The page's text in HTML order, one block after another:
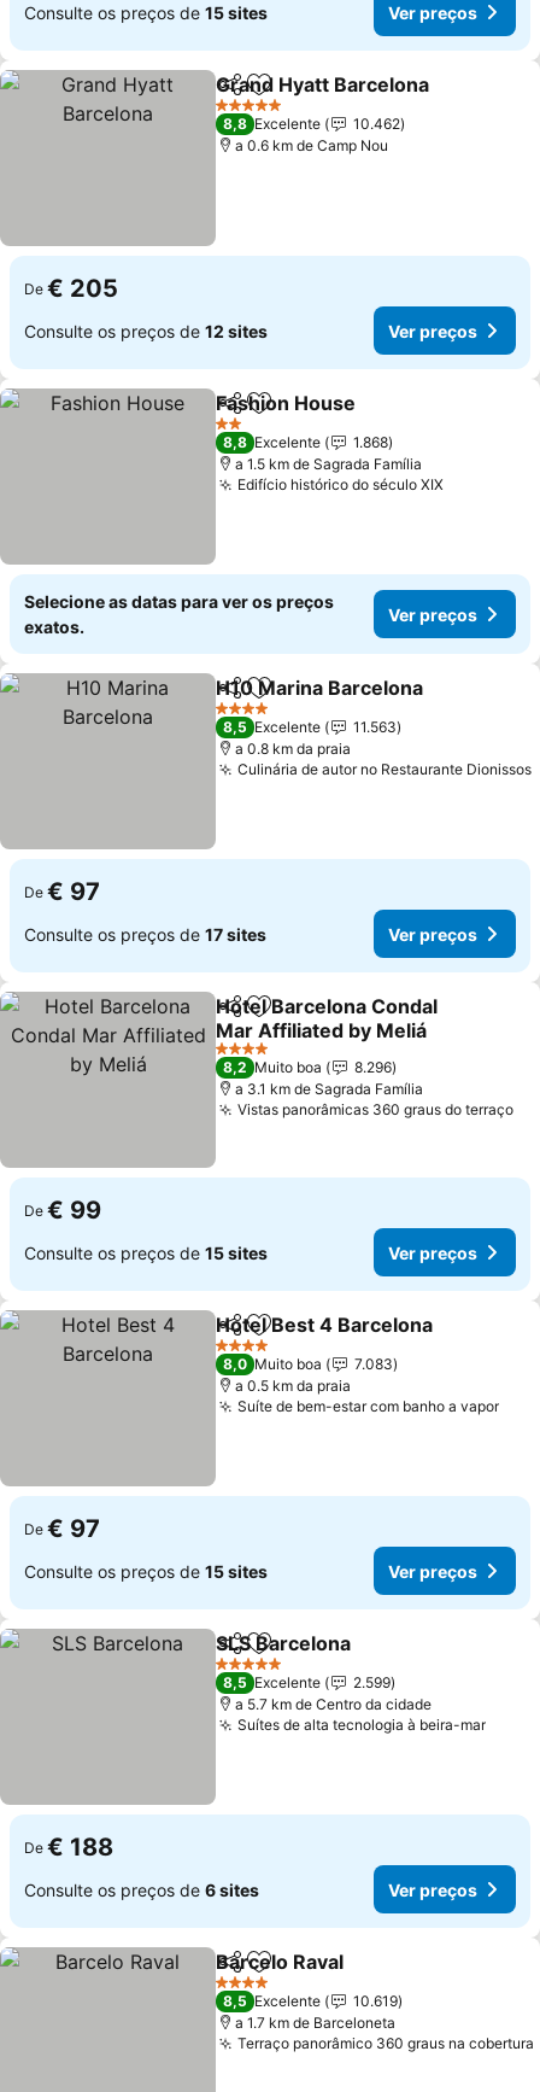
Consulte os preços de 15 sites Ver preços
PartilharAdicionar aos favoritos
Grand Hyatt Barcelona
5 Estrelas
8,8 Excelente
10.462
a 0.6 km de Camp Nou
De € 205
Consulte os preços de 12 sites Ver preços
PartilharAdicionar aos favoritos
Fashion House
2 Estrelas
8,8 Excelente
1.868
a 1.5 km de Sagrada Família
Edifício histórico do século XIX
Selecione as datas para ver os preços
exatos.
Ver preços
PartilharAdicionar aos favoritos
H10 Marina Barcelona
4 Estrelas
8,5 Excelente
11.563
a 0.8 km da praia
Culinária de autor no Restaurante Dionissos
De € 97
Consulte os preços de 17 sites Ver preços
PartilharAdicionar aos favoritos
Hotel Barcelona Condal
Mar Affiliated by Meliá
4 Estrelas
8,2 Muito boa
8.296
a 3.1 km de Sagrada Família
Vistas panorâmicas 360 graus do terraço
De € 99
Consulte os preços de 15 sites Ver preços
PartilharAdicionar aos favoritos
Hotel Best 4 Barcelona
4 Estrelas
8,0 Muito boa
7.083
a 0.5 km da praia
Suíte de bem-estar com banho a vapor
De € 97
Consulte os preços de 15 sites Ver preços
PartilharAdicionar aos favoritos
SLS Barcelona
5 Estrelas
8,5 Excelente
2.599
a 5.7 km de Centro da cidade
Suítes de alta tecnologia à beira-mar
De € 188
Consulte os preços de 6 sites Ver preços
PartilharAdicionar aos favoritos
Barcelo Raval
4 Estrelas
8,5 Excelente
10.619
a 1.7 km de Barceloneta
Terraço panorâmico 360 graus na cobertura